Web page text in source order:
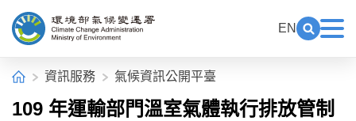
EN
首頁資訊服務 氣候資訊公開平臺
109 年運輸部門溫室氣體執行排放管制